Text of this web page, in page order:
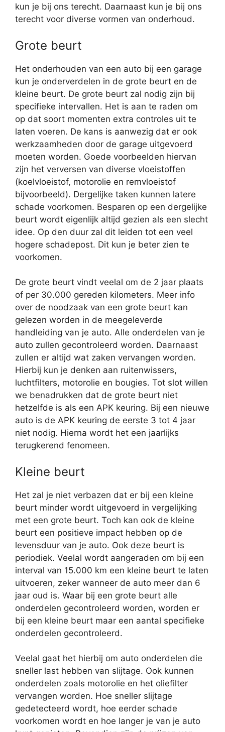
kun je bij ons terecht. Daarnaast kun je bij ons
terecht voor diverse vormen van onderhoud.
Grote beurt
Het onderhouden van een auto bij een garage
kun je onderverdelen in de grote beurt en de
kleine beurt. De grote beurt zal nodig zijn bij
specifieke intervallen. Het is aan te raden om
op dat soort momenten extra controles uit te
laten voeren. De kans is aanwezig dat er ook
werkzaamheden door de garage uitgevoerd
moeten worden. Goede voorbeelden hiervan
zijn het verversen van diverse vloeistoffen
(koelvloeistof, motorolie en remvloeistof
bijvoorbeeld). Dergelijke taken kunnen latere
schade voorkomen. Besparen op een dergelijke
beurt wordt eigenlijk altijd gezien als een slecht
idee. Op den duur zal dit leiden tot een veel
hogere schadepost. Dit kun je beter zien te
voorkomen.
De grote beurt vindt veelal om de 2 jaar plaats
of per 30.000 gereden kilometers. Meer info
over de noodzaak van een grote beurt kan
gelezen worden in de meegeleverde
handleiding van je auto. Alle onderdelen van je
auto zullen gecontroleerd worden. Daarnaast
zullen er altijd wat zaken vervangen worden.
Hierbij kun je denken aan ruitenwissers,
luchtfilters, motorolie en bougies. Tot slot willen
we benadrukken dat de grote beurt niet
hetzelfde is als een APK keuring. Bij een nieuwe
auto is de APK keuring de eerste 3 tot 4 jaar
niet nodig. Hierna wordt het een jaarlijks
terugkerend fenomeen.
Kleine beurt
Het zal je niet verbazen dat er bij een kleine
beurt minder wordt uitgevoerd in vergelijking
met een grote beurt. Toch kan ook de kleine
beurt een positieve impact hebben op de
levensduur van je auto. Ook deze beurt is
periodiek. Veelal wordt aangeraden om bij een
interval van 15.000 km een kleine beurt te laten
uitvoeren, zeker wanneer de auto meer dan 6
jaar oud is. Waar bij een grote beurt alle
onderdelen gecontroleerd worden, worden er
bij een kleine beurt maar een aantal specifieke
onderdelen gecontroleerd.
Veelal gaat het hierbij om auto onderdelen die
sneller last hebben van slijtage. Ook kunnen
onderdelen zoals motorolie en het oliefilter
vervangen worden. Hoe sneller slijtage
gedetecteerd wordt, hoe eerder schade
voorkomen wordt en hoe langer je van je auto